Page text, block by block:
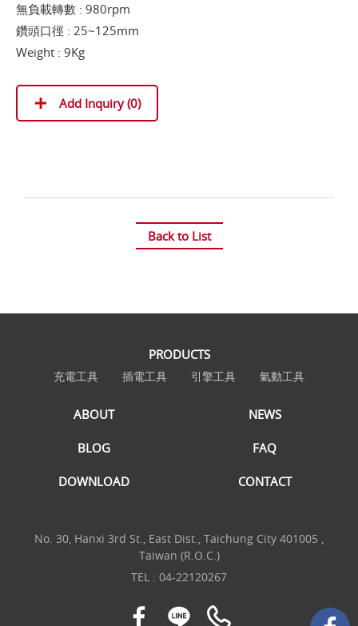
無負載轉數 : 980rpm
鑽頭口徑 : 25~125mm
Weight : 9Kg
Add Inquiry (0)
Back to List
PRODUCTS
充電工具 插電工具 引擎工具 氣動工具
ABOUT NEWS
BLOG FAQ
DOWNLOAD CONTACT
No. 30, Hanxi 3rd St., East Dist., Taichung City 401005 ,
Taiwan (R.O.C.)
TEL : 04-22120267